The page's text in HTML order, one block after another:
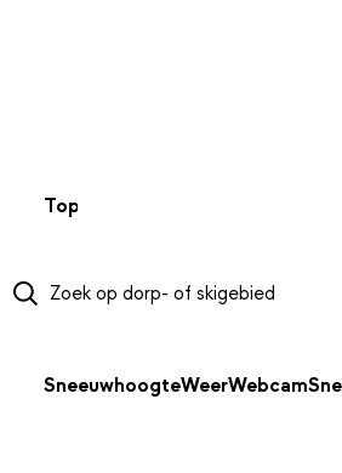
Top 50
SneeuwhoogteWeerWebcam